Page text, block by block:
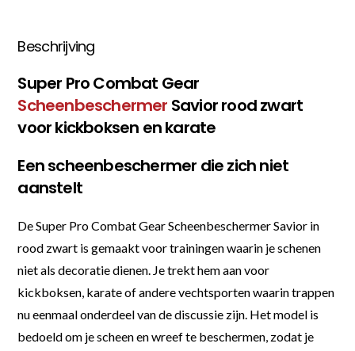
Beschrijving
Super Pro Combat Gear
Scheenbeschermer Savior rood zwart
voor kickboksen en karate
Een scheenbeschermer die zich niet
aanstelt
De Super Pro Combat Gear Scheenbeschermer Savior in
rood zwart is gemaakt voor trainingen waarin je schenen
niet als decoratie dienen. Je trekt hem aan voor
kickboksen, karate of andere vechtsporten waarin trappen
nu eenmaal onderdeel van de discussie zijn. Het model is
bedoeld om je scheen en wreef te beschermen, zodat je